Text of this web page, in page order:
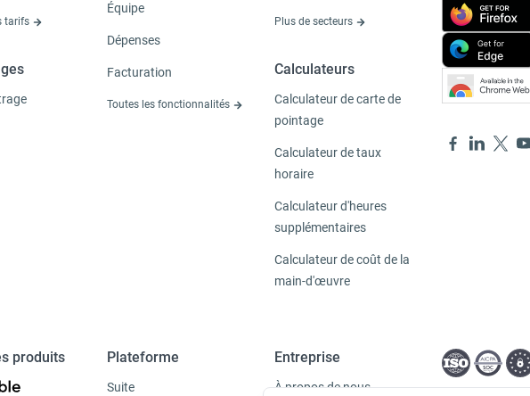
tarifs
Équipe
Dépenses
Facturation
Toutes les fonctionnalités
Plus de secteurs
Calculateurs
Calculateur de carte de
pointage
Calculateur de taux
horaire
Calculateur d'heures
supplémentaires
Calculateur de coût de la
main-d'œuvre
produits Plateforme
Suite
Entreprise
À propos de nous